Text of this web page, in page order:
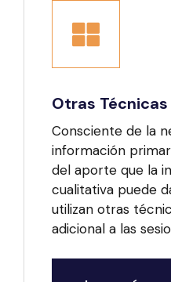
Otras
Consciente de la
información
del aporte que la
cualitativa puede
utilizan otras
adicional a las